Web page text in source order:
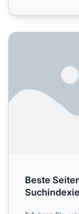
Beste
Beste